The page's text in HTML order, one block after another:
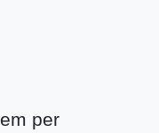
per